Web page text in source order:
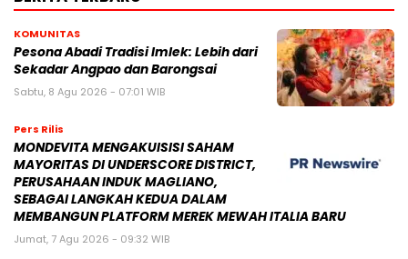
KOMUNITAS
Pesona Abadi Tradisi Imlek: Lebih dari
Sekadar Angpao dan Barongsai
Sabtu, 8 Agu 2026 - 07:01 WIB
Pers Rilis
MONDEVITA MENGAKUISISI SAHAM
MAYORITAS DI UNDERSCORE DISTRICT,
PERUSAHAAN INDUK MAGLIANO,
SEBAGAI LANGKAH KEDUA DALAM
MEMBANGUN PLATFORM MEREK MEWAH ITALIA BARU
Jumat, 7 Agu 2026 - 09:32 WIB